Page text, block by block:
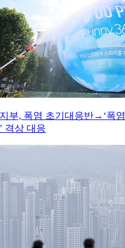
부, 폭염 초기대응반→‘폭
격상 대응